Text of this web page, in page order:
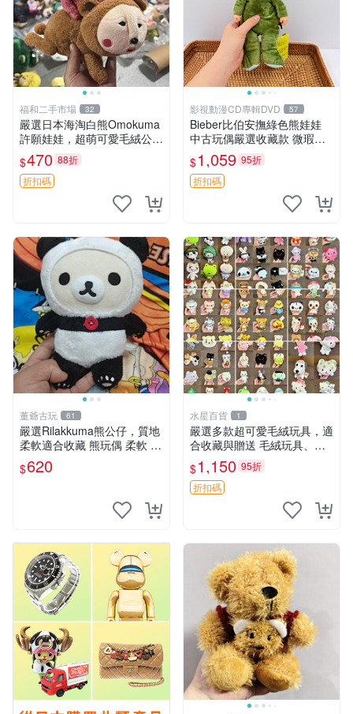
福和二手市場 32
嚴選日本海淘白熊Omokuma
許願娃娃，超萌可愛毛絨公仔
推薦收藏 白熊 Omokuma 毛
絨玩具 偽裝娃娃 玩具擺飾
$470 88折
折扣碼
影視動漫CD專輯DVD 57
Bieber比伯安撫綠色熊娃娃
中古玩偶嚴選收藏款 微瑕輕
度使用 Bieber綠熊娃娃 中古
玩偶 微瑕
$1,059 95折
折扣碼
董爺古玩 61
嚴選Rilakkuma熊公仔，質地
柔軟適合收藏 熊玩偶 柔軟 公
仔 收藏
$620
水星百貨 1
嚴選多款超可愛毛絨玩具，適
合收藏與贈送 毛絨玩具、抱
枕、公仔
$1,150 95折
折扣碼